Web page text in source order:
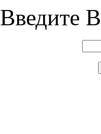
Введите